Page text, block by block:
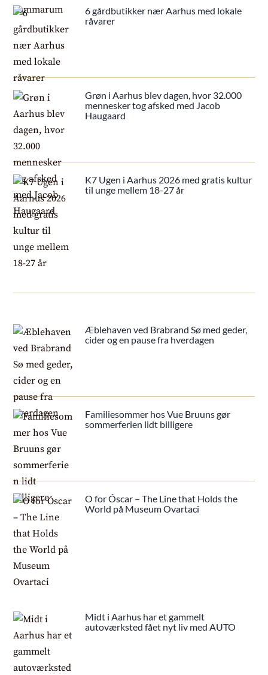
6 gårdbutikker nær Aarhus med lokale
råvarer
Grøn i Aarhus blev dagen, hvor 32.000
mennesker tog afsked med Jacob
Haugaard
K7 Ugen i Aarhus 2026 med gratis kultur
til unge mellem 18-27 år
Æblehaven ved Brabrand Sø med geder,
cider og en pause fra hverdagen
Familiesommer hos Vue Bruuns gør
sommerferien lidt billigere
O for Óscar – The Line that Holds the
World på Museum Ovartaci
Midt i Aarhus har et gammelt
autoværksted fået nyt liv med AUTO